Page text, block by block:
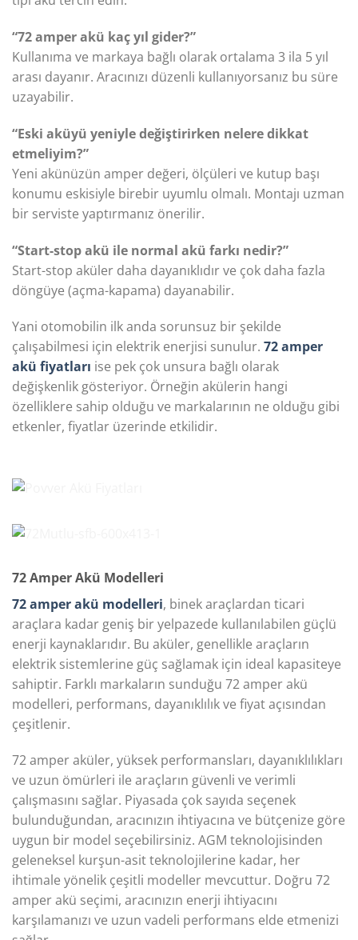
“72 amper akü kaç yıl gider?”
Kullanıma ve markaya bağlı olarak ortalama 3 ila 5 yıl
arası dayanır. Aracınızı düzenli kullanıyorsanız bu süre
uzayabilir.
“Eski aküyü yeniyle değiştirirken nelere dikkat
etmeliyim?”
Yeni akünüzün amper değeri, ölçüleri ve kutup başı
konumu eskisiyle birebir uyumlu olmalı. Montajı uzman
bir serviste yaptırmanız önerilir.
“Start-stop akü ile normal akü farkı nedir?”
Start-stop aküler daha dayanıklıdır ve çok daha fazla
döngüye (açma-kapama) dayanabilir.
Yani otomobilin ilk anda sorunsuz bir şekilde
çalışabilmesi için elektrik enerjisi sunulur. 72 amper
akü fiyatları ise pek çok unsura bağlı olarak
değişkenlik gösteriyor. Örneğin akülerin hangi
özelliklere sahip olduğu ve markalarının ne olduğu gibi
etkenler, fiyatlar üzerinde etkilidir.
72 Amper Akü Modelleri
72 amper akü modelleri, binek araçlardan ticari
araçlara kadar geniş bir yelpazede kullanılabilen güçlü
enerji kaynaklarıdır. Bu aküler, genellikle araçların
elektrik sistemlerine güç sağlamak için ideal kapasiteye
sahiptir. Farklı markaların sunduğu 72 amper akü
modelleri, performans, dayanıklılık ve fiyat açısından
çeşitlenir.
72 amper aküler, yüksek performansları, dayanıklılıkları
ve uzun ömürleri ile araçların güvenli ve verimli
çalışmasını sağlar. Piyasada çok sayıda seçenek
bulunduğundan, aracınızın ihtiyacına ve bütçenize göre
uygun bir model seçebilirsiniz. AGM teknolojisinden
geleneksel kurşun-asit teknolojilerine kadar, her
ihtimale yönelik çeşitli modeller mevcuttur. Doğru 72
amper akü seçimi, aracınızın enerji ihtiyacını
karşılamanızı ve uzun vadeli performans elde etmenizi